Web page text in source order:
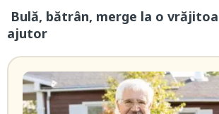
Bulă, bătrân, merge la o
ajutor